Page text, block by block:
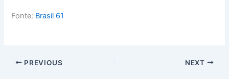
Fonte: Brasil 61
PREVIOUS NEXT